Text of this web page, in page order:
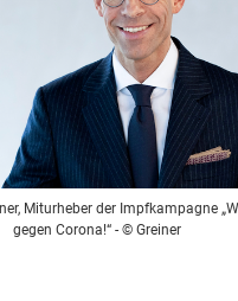
Miturheber der Impfkampagne
gegen Corona!“ - © Greiner